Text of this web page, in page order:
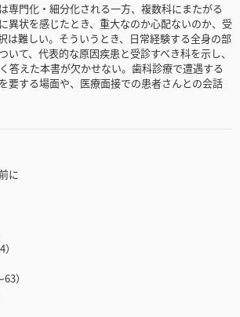
専門化・細分化される一方、複数科にまたがる
異状を感じたとき、重大なのか心配ないのか、受
は難しい。そういうとき、日常経験する全身の部
いて、代表的な原因疾患と受診すべき科を示し、
答えた本書が欠かせない。歯科診療で遭遇する
要する場面や、医療面接での患者さんとの会話
に
）